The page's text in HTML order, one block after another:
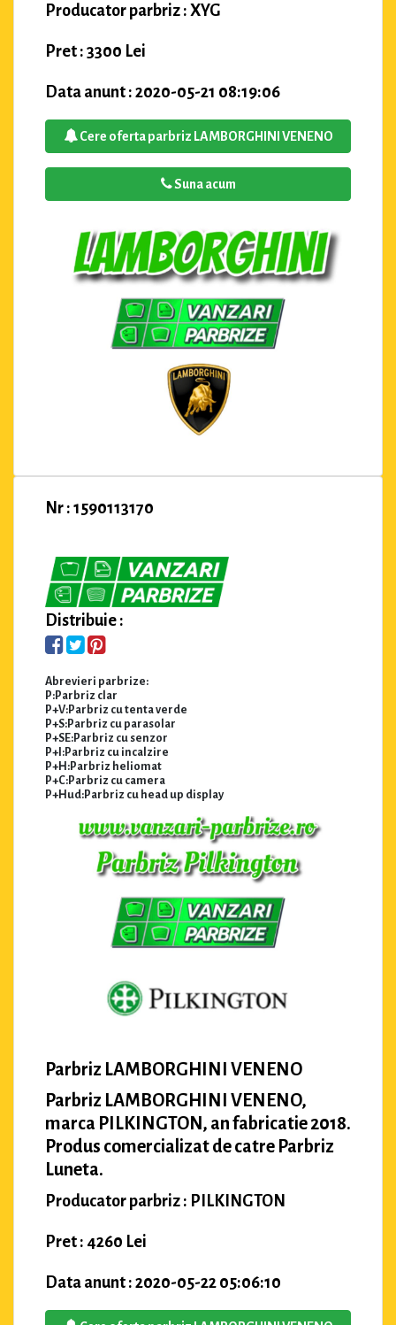
Producator parbriz : XYG
Pret : 3300 Lei
Data anunt : 2020-05-21 08:19:06
Cere oferta parbriz LAMBORGHINI VENENO
Suna acum
Nr : 1590113170
Distribuie :
Abrevieri parbrize:
P:Parbriz clar
P+V:Parbriz cu tenta verde
P+S:Parbriz cu parasolar
P+SE:Parbriz cu senzor
P+I:Parbriz cu incalzire
P+H:Parbriz heliomat
P+C:Parbriz cu camera
P+Hud:Parbriz cu head up display
Parbriz LAMBORGHINI VENENO
Parbriz LAMBORGHINI VENENO,
marca PILKINGTON, an fabricatie 2018.
Produs comercializat de catre Parbriz
Luneta.
Producator parbriz : PILKINGTON
Pret : 4260 Lei
Data anunt : 2020-05-22 05:06:10